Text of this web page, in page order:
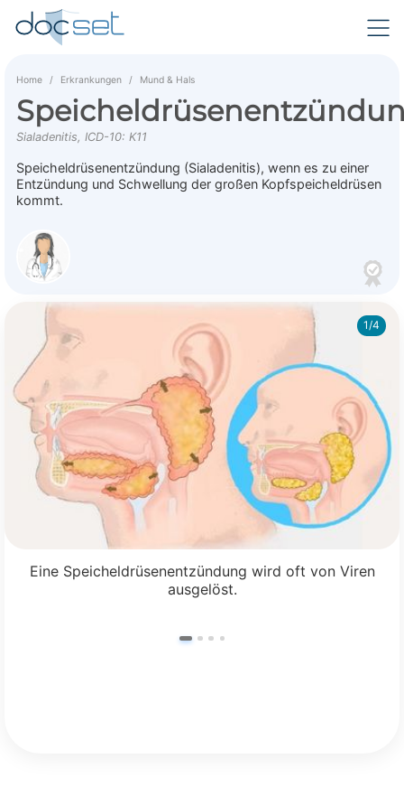
Home Erkrankungen Mund & Hals
Sialadenitis, ICD-10: K11
Speicheldrüsenentzündung (Sialadenitis), wenn es zu einer
Entzündung und Schwellung der großen Kopfspeicheldrüsen
kommt.
1/4
Eine Speicheldrüsenentzündung wird oft von Viren
ausgelöst.